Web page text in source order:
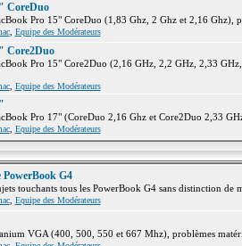
CoreDuo
Pro 15" CoreDuo (1,83 Ghz, 2 Ghz et 2,16 Ghz),
, Equipe des Modérateurs
Core2Duo
Pro 15" Core2Duo (2,16 GHz, 2,2 GHz, 2,33
, Equipe des Modérateurs
Pro 17" (CoreDuo 2,16 Ghz et Core2Duo 2,33
, Equipe des Modérateurs
G4
touchants tous les PowerBook G4 sans distinction de
, Equipe des Modérateurs
VGA (400, 500, 550 et 667 Mhz), problèmes